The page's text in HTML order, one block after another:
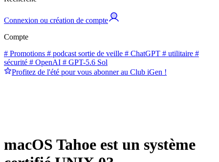
Connexion ou création de compte
Compte
# Promotions # podcast sortie de veille # ChatGPT # utilitaire #
sécurité # OpenAI # GPT-5.6 Sol
Profitez de l'été pour vous abonner au Club iGen !
macOS Tahoe est un système